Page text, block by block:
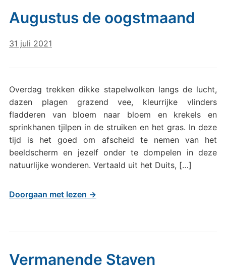
Augustus de oogstmaand
31 juli 2021
Overdag trekken dikke stapelwolken langs de lucht,
dazen plagen grazend vee, kleurrijke vlinders
fladderen van bloem naar bloem en krekels en
sprinkhanen tjilpen in de struiken en het gras. In deze
tijd is het goed om afscheid te nemen van het
beeldscherm en jezelf onder te dompelen in deze
natuurlijke wonderen. Vertaald uit het Duits, […]
Doorgaan met lezen →
Vermanende Staven